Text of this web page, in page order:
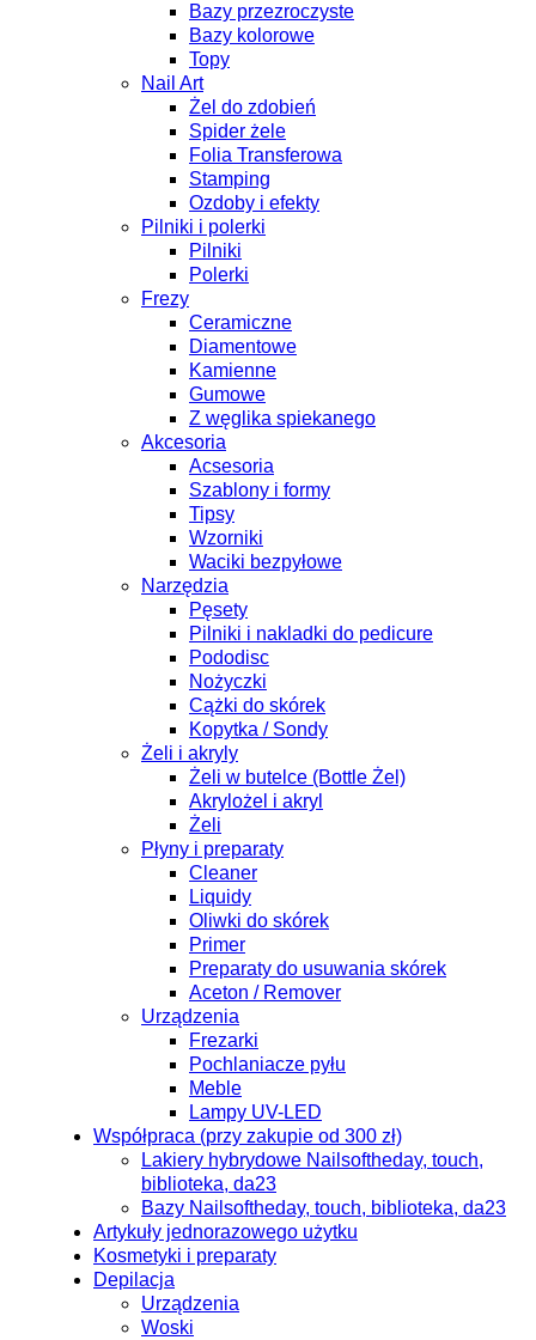
Bazy przezroczyste
Bazy kolorowe
Topy
Nail Art
Żel do zdobień
Spider żele
Folia Transferowa
Stamping
Ozdoby i efekty
Pilniki i polerki
Pilniki
Polerki
Frezy
Ceramiczne
Diamentowe
Kamienne
Gumowe
Z węglika spiekanego
Akcesoria
Acsesoria
Szablony i formy
Tipsy
Wzorniki
Waciki bezpyłowe
Narzędzia
Pęsety
Pilniki i nakladki do pedicure
Pododisc
Nożyczki
Cążki do skórek
Kopytka / Sondy
Żeli i akryly
Żeli w butelce (Bottle Żel)
Akrylożel i akryl
Żeli
Płyny i preparaty
Cleaner
Liquidy
Oliwki do skórek
Primer
Preparaty do usuwania skórek
Aceton / Remover
Urządzenia
Frezarki
Pochlaniacze pyłu
Meble
Lampy UV-LED
Współpraca (przy zakupie od 300 zł)
Lakiery hybrydowe Nailsoftheday, touch,
biblioteka, da23
Bazy Nailsoftheday, touch, biblioteka, da23
Artykuły jednorazowego użytku
Kosmetyki i preparaty
Depilacja
Urządzenia
Woski